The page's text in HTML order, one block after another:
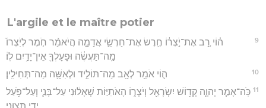
L'argile et le maître potier
9
ה֗וֹי רָ֚ב אֶת־יֹ֣צְר֔וֹ חֶ֖רֶשׂ אֶת־חַרְשֵׂ֣י אֲדָמָ֑ה הֲיֹאמַ֨ר חֹ֤מֶר לְיֹֽצְרוֹ֙
מַֽה־תַּעֲשֶׂ֔ה וּפָעָלְךָ֖ אֵין־יָדַ֥יִם לֽוֹ׃
10 ה֛וֹי אֹמֵ֥ר לְאָ֖ב מַה־תּוֹלִ֑יד וּלְאִשָּׁ֖ה מַה־תְּחִילִֽין׃
11 כֹּֽה־אָמַ֧ר יְהוָ֛ה קְד֥וֹשׁ יִשְׂרָאֵ֖ל וְיֹצְר֑וֹ הָאֹתִיּ֣וֹת שְׁאָל֔וּנִי עַל־בָּנַ֛י וְעַל־פֹּ֥עַל
יָדַ֖י תְּצַוֻּֽנִי׃